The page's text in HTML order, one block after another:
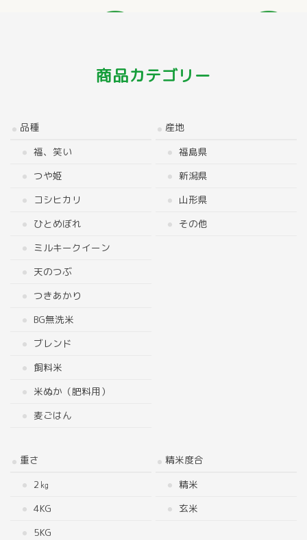
商品カテゴリー
品種
福、笑い
つや姫
コシヒカリ
ひとめぼれ
ミルキークイーン
天のつぶ
つきあかり
BG無洗米
ブレンド
飼料米
米ぬか（肥料用）
麦ごはん
産地
福島県
新潟県
山形県
その他
重さ
2㎏
4KG
5KG
精米度合
精米
玄米